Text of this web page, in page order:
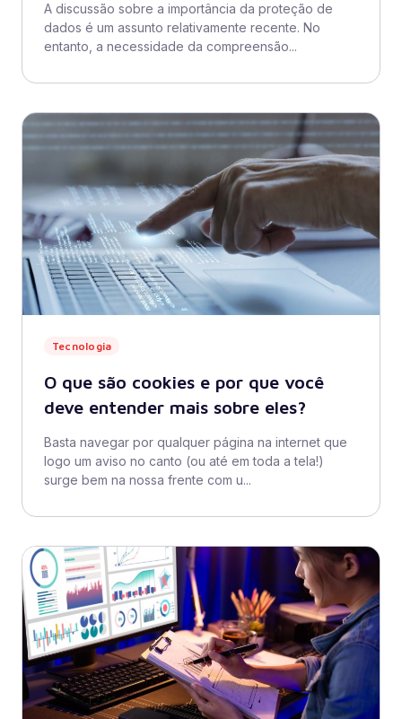
A discussão sobre a importância da proteção de
dados é um assunto relativamente recente. No
entanto, a necessidade da compreensão...
Tecnologia
O que são cookies e por que você
deve entender mais sobre eles?
Basta navegar por qualquer página na internet que
logo um aviso no canto (ou até em toda a tela!)
surge bem na nossa frente com u...